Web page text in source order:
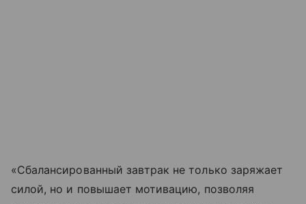
«Сбалансированный завтрак не только заряжает
силой, но и повышает мотивацию, позволяя